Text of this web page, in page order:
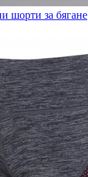
шорти за бягане